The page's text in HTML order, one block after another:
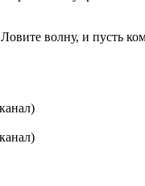
волну, и пусть